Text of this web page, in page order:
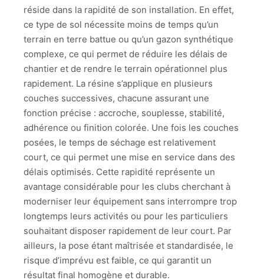
réside dans la rapidité de son installation. En effet,
ce type de sol nécessite moins de temps qu’un
terrain en terre battue ou qu’un gazon synthétique
complexe, ce qui permet de réduire les délais de
chantier et de rendre le terrain opérationnel plus
rapidement. La résine s’applique en plusieurs
couches successives, chacune assurant une
fonction précise : accroche, souplesse, stabilité,
adhérence ou finition colorée. Une fois les couches
posées, le temps de séchage est relativement
court, ce qui permet une mise en service dans des
délais optimisés. Cette rapidité représente un
avantage considérable pour les clubs cherchant à
moderniser leur équipement sans interrompre trop
longtemps leurs activités ou pour les particuliers
souhaitant disposer rapidement de leur court. Par
ailleurs, la pose étant maîtrisée et standardisée, le
risque d’imprévu est faible, ce qui garantit un
résultat final homogène et durable.